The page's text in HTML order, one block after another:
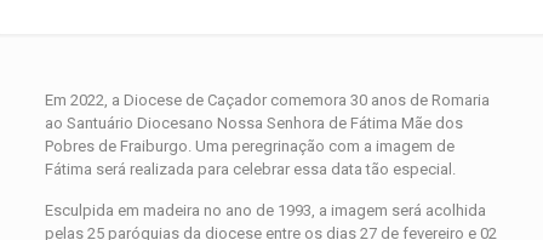
Em 2022, a Diocese de Caçador comemora 30 anos de Romaria
ao Santuário Diocesano Nossa Senhora de Fátima Mãe dos
Pobres de Fraiburgo. Uma peregrinação com a imagem de
Fátima será realizada para celebrar essa data tão especial.
Esculpida em madeira no ano de 1993, a imagem será acolhida
pelas 25 paróquias da diocese entre os dias 27 de fevereiro e 02